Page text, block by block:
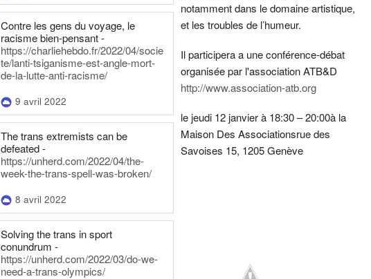
Contre les gens du voyage, le
racisme bien-pensant -
https://charliehebdo.fr/2022/04/socie
te/lanti-tsiganisme-est-angle-mort-
de-la-lutte-anti-racisme/
9 avril 2022
The trans extremists can be
defeated -
https://unherd.com/2022/04/the-
week-the-trans-spell-was-broken/
8 avril 2022
Solving the trans in sport
conundrum -
https://unherd.com/2022/03/do-we-
need-a-trans-olympics/
notamment dans le domaine artistique,
et les troubles de l’humeur.
Il participera a une conférence-débat
organisée par l'association ATB&D
http://www.association-atb.org
le jeudi 12 janvier à 18:30 – 20:00à la
Maison Des Associationsrue des
Savoises 15, 1205 Genève